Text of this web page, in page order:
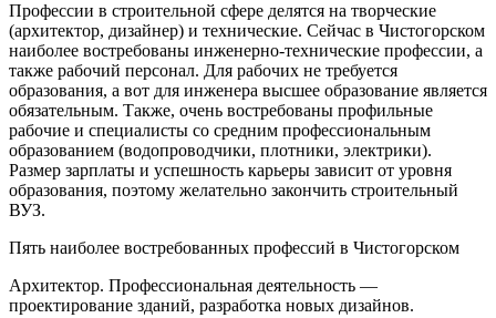
Профессии в строительной сфере делятся на творческие
(архитектор, дизайнер) и технические. Сейчас в Чистогорском
наиболее востребованы инженерно-технические профессии, а
также рабочий персонал. Для рабочих не требуется
образования, а вот для инженера высшее образование является
обязательным. Также, очень востребованы профильные
рабочие и специалисты со средним профессиональным
образованием (водопроводчики, плотники, электрики).
Размер зарплаты и успешность карьеры зависит от уровня
образования, поэтому желательно закончить строительный
ВУЗ.
Пять наиболее востребованных профессий в Чистогорском
Архитектор. Профессиональная деятельность —
проектирование зданий, разработка новых дизайнов.